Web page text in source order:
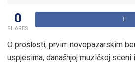
0
SHARES
O prošlosti, prvim novopazarskim
uspjesima, današnjoj muzičkoj sceni